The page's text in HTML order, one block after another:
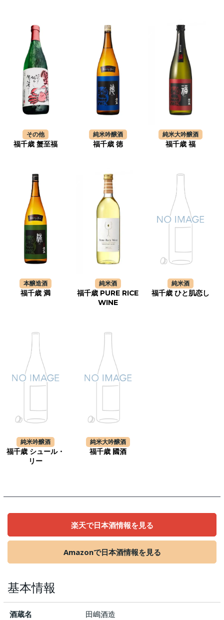
その他
福千歳 蟹至福
純米吟醸酒
福千歳 徳
純米大吟醸酒
福千歳 福
本醸造酒
福千歳 満
純米酒
福千歳 PURE RICE
WINE
純米酒
福千歳 ひと肌恋し
純米吟醸酒
福千歳 シュール・
リー
純米大吟醸酒
福千歳 國酒
楽天で日本酒情報を見る
Amazonで日本酒情報を見る
基本情報
酒蔵名 田嶋酒造